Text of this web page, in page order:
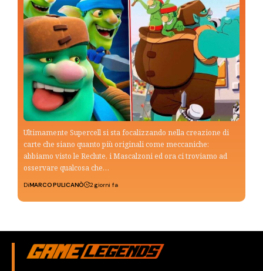
Ultimamente Supercell si sta focalizzando nella creazione di
carte che siano quanto più originali come meccaniche:
abbiamo visto le Reclute, i Mascalzoni ed ora ci troviamo ad
osservare qualcosa che…
DiMARCO PULICANÒ 2 giorni fa